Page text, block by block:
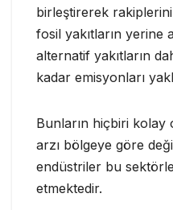
birleştirerek
fosil yakıtların yerine
alternatif yakıtların
kadar emisyonları
Bunların hiçbiri kolay
arzı bölgeye göre
endüstriler bu
etmektedir.